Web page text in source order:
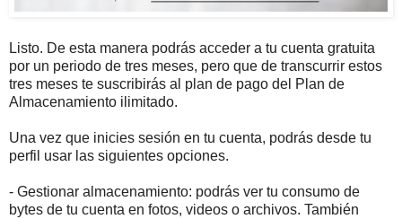
Listo. De esta manera podrás acceder a tu cuenta gratuita
por un periodo de tres meses, pero que de transcurrir estos
tres meses te suscribirás al plan de pago del Plan de
Almacenamiento ilimitado.
Una vez que inicies sesión en tu cuenta, podrás desde tu
perfil usar las siguientes opciones.
- Gestionar almacenamiento: podrás ver tu consumo de
bytes de tu cuenta en fotos, videos o archivos. También